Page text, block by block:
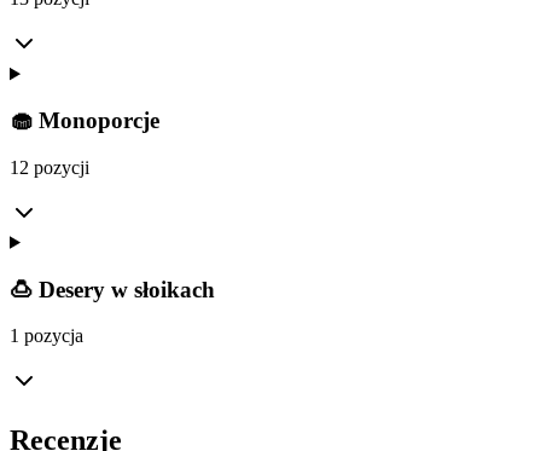
🧁 Monoporcje
12 pozycji
🍮 Desery w słoikach
1 pozycja
Recenzje